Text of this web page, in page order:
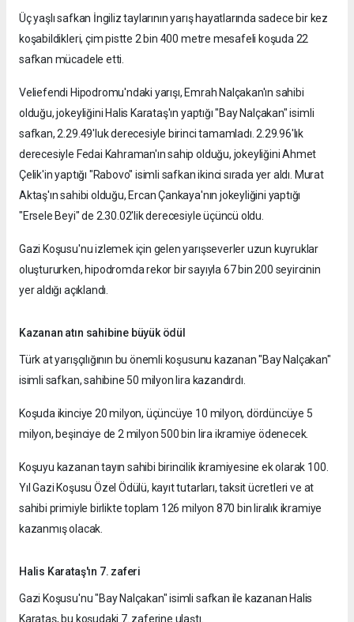
Üç yaşlı safkan İngiliz taylarının yarış hayatlarında sadece bir kez
koşabildikleri, çim pistte 2 bin 400 metre mesafeli koşuda 22
safkan mücadele etti.
Veliefendi Hipodromu'ndaki yarışı, Emrah Nalçakan'ın sahibi
olduğu, jokeyliğini Halis Karataş'ın yaptığı "Bay Nalçakan" isimli
safkan, 2.29.49'luk derecesiyle birinci tamamladı. 2.29.96'lık
derecesiyle Fedai Kahraman'ın sahip olduğu, jokeyliğini Ahmet
Çelik'in yaptığı "Rabovo" isimli safkan ikinci sırada yer aldı. Murat
Aktaş'ın sahibi olduğu, Ercan Çankaya'nın jokeyliğini yaptığı
"Ersele Beyi" de 2.30.02'lik derecesiyle üçüncü oldu.
Gazi Koşusu'nu izlemek için gelen yarışseverler uzun kuyruklar
oluştururken, hipodromda rekor bir sayıyla 67 bin 200 seyircinin
yer aldığı açıklandı.
Kazanan atın sahibine büyük ödül
Türk at yarışçılığının bu önemli koşusunu kazanan "Bay Nalçakan"
isimli safkan, sahibine 50 milyon lira kazandırdı.
Koşuda ikinciye 20 milyon, üçüncüye 10 milyon, dördüncüye 5
milyon, beşinciye de 2 milyon 500 bin lira ikramiye ödenecek.
Koşuyu kazanan tayın sahibi birincilik ikramiyesine ek olarak 100.
Yıl Gazi Koşusu Özel Ödülü, kayıt tutarları, taksit ücretleri ve at
sahibi primiyle birlikte toplam 126 milyon 870 bin liralık ikramiye
kazanmış olacak.
Halis Karataş'ın 7. zaferi
Gazi Koşusu'nu "Bay Nalçakan" isimli safkan ile kazanan Halis
Karataş, bu koşudaki 7. zaferine ulaştı.